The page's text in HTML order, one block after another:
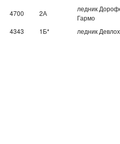
4700 2А
ледник
Гармо
4343 1Б* ледник